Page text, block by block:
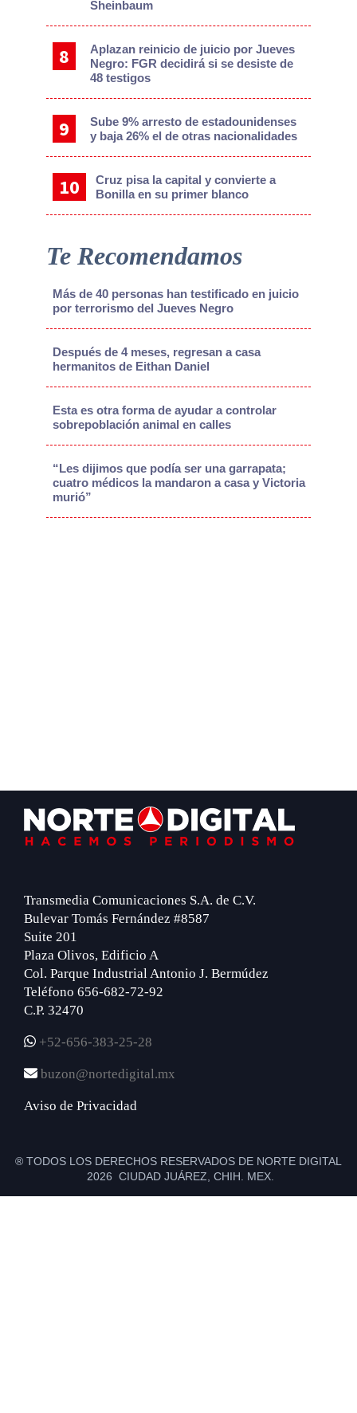
Sheinbaum
Aplazan reinicio de juicio por Jueves
Negro: FGR decidirá si se desiste de
48 testigos
Sube 9% arresto de estadounidenses
y baja 26% el de otras nacionalidades
Cruz pisa la capital y convierte a
Bonilla en su primer blanco
Te Recomendamos
Más de 40 personas han testificado en juicio
por terrorismo del Jueves Negro
Después de 4 meses, regresan a casa
hermanitos de Eithan Daniel
Esta es otra forma de ayudar a controlar
sobrepoblación animal en calles
“Les dijimos que podía ser una garrapata;
cuatro médicos la mandaron a casa y Victoria
murió”
Footer
Transmedia Comunicaciones S.A. de C.V.
Bulevar Tomás Fernández #8587
Suite 201
Plaza Olivos, Edificio A
Col. Parque Industrial Antonio J. Bermúdez
Teléfono 656-682-72-92
C.P. 32470
+52-656-383-25-28
buzon@nortedigital.mx
Aviso de Privacidad
® TODOS LOS DERECHOS RESERVADOS DE NORTE DIGITAL
2026 CIUDAD JUÁREZ, CHIH. MEX.